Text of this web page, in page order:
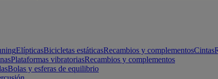
ElípticasBicicletas estáticasRecambios y complementosCintas
Plataformas vibratoriasRecambios y complementos
Bolas y esferas de equilibrio